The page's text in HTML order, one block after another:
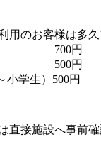
用のお客様は多
円
500円
学生）500円
直接施設へ事前確